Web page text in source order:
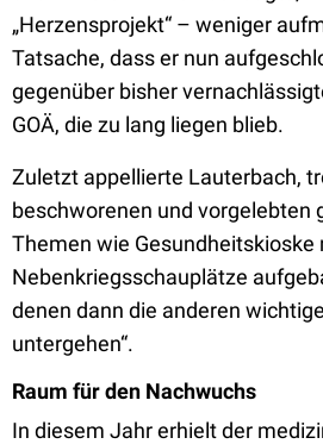
„Herzensprojekt“ – weniger
Tatsache, dass er nun
gegenüber bisher
GOÄ, die zu lang liegen blieb.
Zuletzt appellierte Lauterbach,
beschworenen und vorgelebten
Themen wie Gesundheitskioske
Nebenkriegsschauplätze
denen dann die anderen
untergehen“.
Raum für den Nachwuchs
In diesem Jahr erhielt der